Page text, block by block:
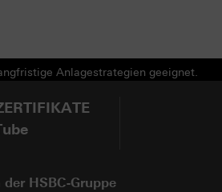
Anlagestrategien geeignet.
HSBC-Gruppe